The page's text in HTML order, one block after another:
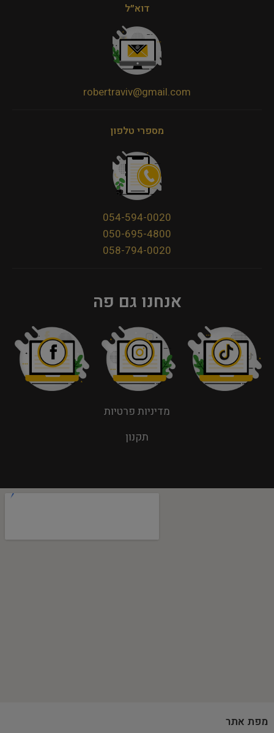
דוא״ל
robertraviv@gmail.com
מספרי טלפון
054-594-0020
050-695-4800
058-794-0020
אנחנו גם פה
מדיניות פרטיות
תקנון
מפת אתר